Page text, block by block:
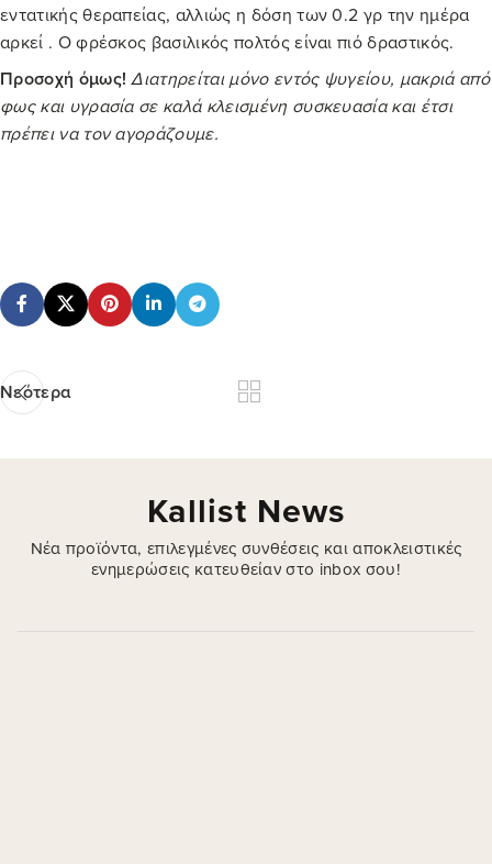
εντατικής θεραπείας, αλλιώς η δόση των 0.2 γρ την ημέρα
αρκεί . Ο φρέσκος βασιλικός πολτός είναι πιό δραστικός.
Προσοχή όμως!Διατηρείται μόνο εντός ψυγείου, μακριά από
φως και υγρασία σε καλά κλεισμένη συσκευασία και έτσι
πρέπει να τον αγοράζουμε.
Νεότερα
Kallist News
Νέα προϊόντα, επιλεγμένες συνθέσεις και αποκλειστικές
ενημερώσεις κατευθείαν στο inbox σου!